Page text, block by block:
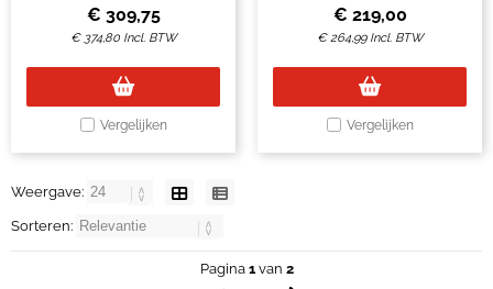
€ 309,75
€ 374,80 Incl. BTW
Vergelijken
€ 219,00
€264,99 Incl. BTW
Vergelijken
Weergave:
Sorteren:
Pagina 1van 2